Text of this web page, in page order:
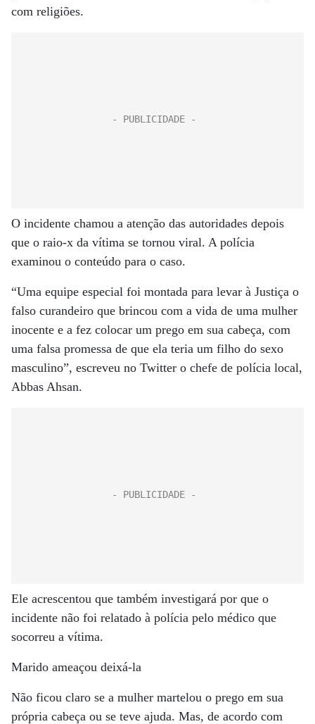
com religiões.
O incidente chamou a atenção das autoridades depois
que o raio-x da vítima se tornou viral. A polícia
examinou o conteúdo para o caso.
“Uma equipe especial foi montada para levar à Justiça o
falso curandeiro que brincou com a vida de uma mulher
inocente e a fez colocar um prego em sua cabeça, com
uma falsa promessa de que ela teria um filho do sexo
masculino”, escreveu no Twitter o chefe de polícia local,
Abbas Ahsan.
Ele acrescentou que também investigará por que o
incidente não foi relatado à polícia pelo médico que
socorreu a vítima.
Marido ameaçou deixá-la
Não ficou claro se a mulher martelou o prego em sua
própria cabeça ou se teve ajuda. Mas, de acordo com